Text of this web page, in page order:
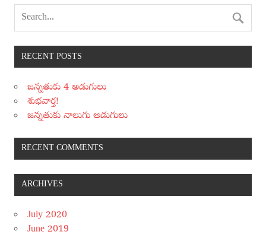
RECENT POSTS
జన్నతుకు 4 అడుగులు
శుభవార్త!
జన్నతుకు నాలుగు అడుగులు
RECENT COMMENTS
ARCHIVES
July 2020
June 2019